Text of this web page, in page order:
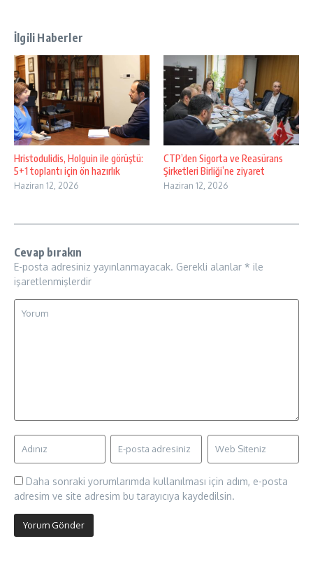
İlgili Haberler
Hristodulidis, Holguin ile görüştü:
5+1 toplantı için ön hazırlık
Haziran 12, 2026
CTP’den Sigorta ve Reasürans
Şirketleri Birliği’ne ziyaret
Haziran 12, 2026
Cevap bırakın
E-posta adresiniz yayınlanmayacak. Gerekli alanlar * ile
işaretlenmişlerdir
Daha sonraki yorumlarımda kullanılması için adım, e-posta
adresim ve site adresim bu tarayıcıya kaydedilsin.